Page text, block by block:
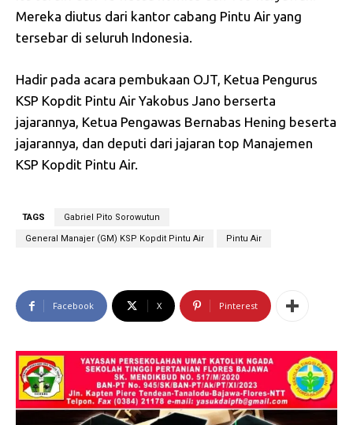
Mereka diutus dari kantor cabang Pintu Air yang
tersebar di seluruh Indonesia.
Hadir pada acara pembukaan OJT, Ketua Pengurus
KSP Kopdit Pintu Air Yakobus Jano berserta
jajarannya, Ketua Pengawas Bernabas Hening beserta
jajarannya, dan deputi dari jajaran top Manajemen
KSP Kopdit Pintu Air.
TAGS Gabriel Pito Sorowutun
General Manajer (GM) KSP Kopdit Pintu Air Pintu Air
Facebook X Pinterest